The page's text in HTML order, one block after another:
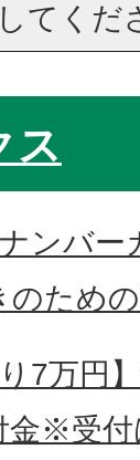
てくだ
ス
ナンバ
のため
り7万円
金※受